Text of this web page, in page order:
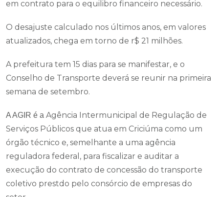
em contrato para o equilibro financeiro necessário.
O desajuste calculado nos últimos anos, em valores
atualizados, chega em torno de r$ 21 milhões.
A prefeitura tem 15 dias para se manifestar, e o
Conselho de Transporte deverá se reunir na primeira
semana de setembro.
A AGIR é a Agência Intermunicipal de Regulação de
Serviços Públicos que atua em Criciúma como um
órgão técnico e, semelhante a uma agência
reguladora federal, para fiscalizar e auditar a
execução do contrato de concessão do transporte
coletivo prestdo pelo consórcio de empresas do